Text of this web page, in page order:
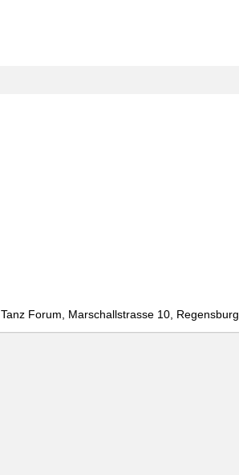
Tanz Forum, Marschallstrasse 10, Regensburg